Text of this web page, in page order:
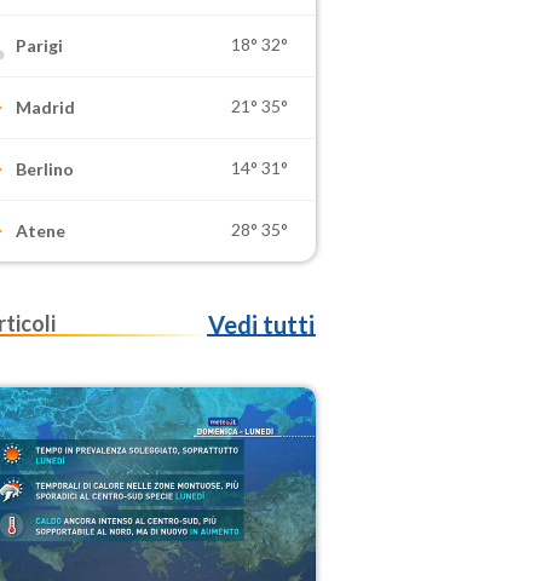
Parigi 18° 32°
Madrid 21° 35°
Berlino 14° 31°
Atene 28° 35°
Vedi tutti